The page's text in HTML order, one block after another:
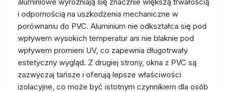
i odpornością na uszkodzenia mechaniczne w
porównaniu do PVC. Aluminium nie odkształca się pod
wpływem wysokich temperatur ani nie blaknie pod
wpływem promieni UV, co zapewnia długotrwały
estetyczny wygląd. Z drugiej strony, okna z PVC są
zazwyczaj tańsze i oferują lepsze właściwości
izolacyjne, co może być istotnym czynnikiem dla osób